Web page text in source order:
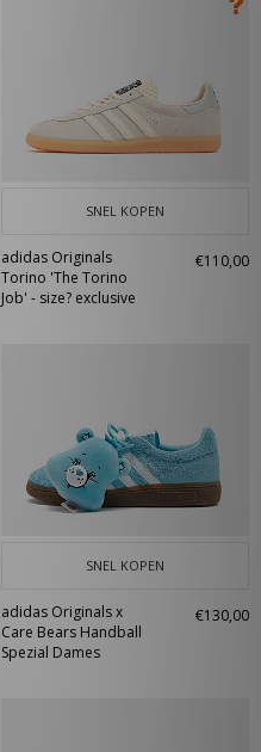
SNEL KOPEN
adidas Originals
Torino 'The Torino
Job' - size? exclusive
€110,00
SNEL KOPEN
adidas Originals x
Care Bears Handball
Spezial Dames
€130,00